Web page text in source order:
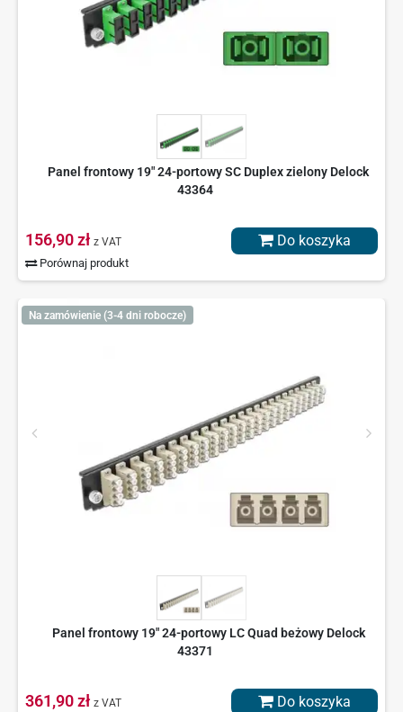
Panel frontowy 19" 24-portowy SC Duplex zielony Delock
43364
156,90 zł z VAT
Porównaj produkt
Do koszyka
Na zamówienie (3-4 dni robocze)
Panel frontowy 19" 24-portowy LC Quad beżowy Delock
43371
361,90 zł z VAT Do koszyka